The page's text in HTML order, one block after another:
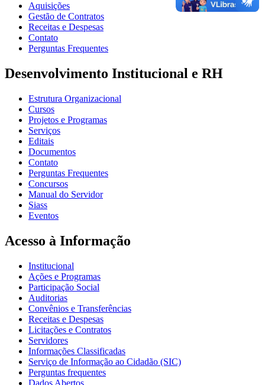
Aquisições
Gestão de Contratos
Receitas e Despesas
Contato
Perguntas Frequentes
Desenvolvimento Institucional e RH
Estrutura Organizacional
Cursos
Projetos e Programas
Serviços
Editais
Documentos
Contato
Perguntas Frequentes
Concursos
Manual do Servidor
Siass
Eventos
Acesso à Informação
Institucional
Ações e Programas
Participação Social
Auditorias
Convênios e Transferências
Receitas e Despesas
Licitações e Contratos
Servidores
Informações Classificadas
Serviço de Informação ao Cidadão (SIC)
Perguntas frequentes
Dados Abertos